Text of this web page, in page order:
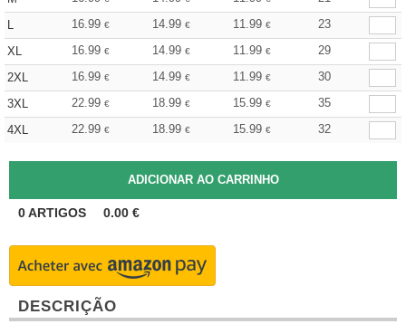
L
16.99 € 14.99 € 11.99 €
23
XL
16.99 € 14.99 € 11.99 €
29
2XL
16.99 € 14.99 € 11.99 €
30
3XL
22.99 € 18.99 € 15.99 €
35
4XL
22.99 € 18.99 € 15.99 € 32
0ARTIGOS 0.00 €
DESCRIÇÃO